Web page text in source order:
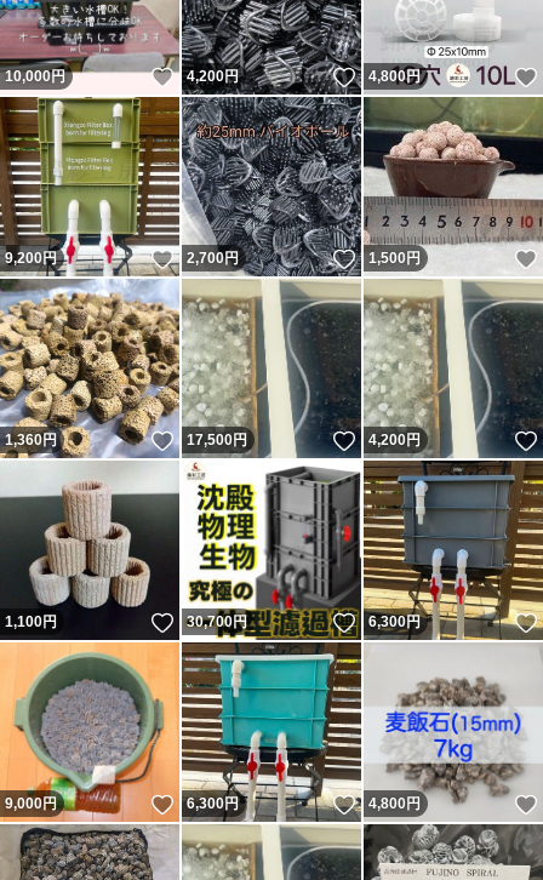
10,000円 いいね！
4,200円 いいね！
4,800円
9,200円 いいね！
2,700円 いいね！
1,500円
1,360円 いいね！
17,500円 いいね！
4,200円
1,100円 いいね！
30,700円 いいね！
6,300円
9,000円 いいね！
6,300円 いいね！
4,800円